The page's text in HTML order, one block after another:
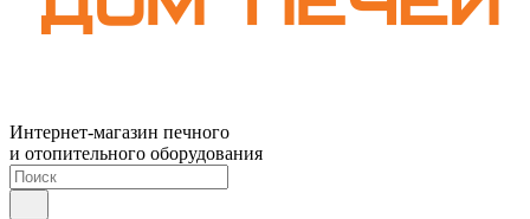
Интернет-магазин печного
и отопительного оборудования